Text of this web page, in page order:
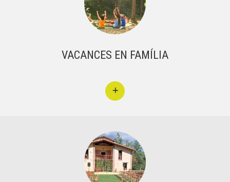
VACANCES EN FAMÍLIA